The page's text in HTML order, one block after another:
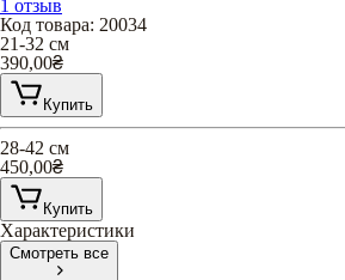
1 отзыв
Код товара: 20034
21-32 см
390,00₴
Купить
28-42 см
450,00₴
Купить
Характеристики
Смотреть все